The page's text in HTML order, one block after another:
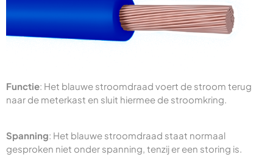
Functie: Het blauwe stroomdraad voert de stroom terug
naar de meterkast en sluit hiermee de stroomkring.
Spanning: Het blauwe stroomdraad staat normaal
gesproken niet onder spanning, tenzij er een storing is.